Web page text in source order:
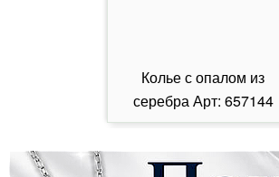
Колье с опалом из
серебра Арт: 657144